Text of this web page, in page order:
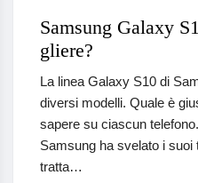
Samsung Galaxy
gliere?
La linea Galaxy S10 di
diversi modelli. Quale è
sapere su ciascun
Samsung ha svelato i
tratta…